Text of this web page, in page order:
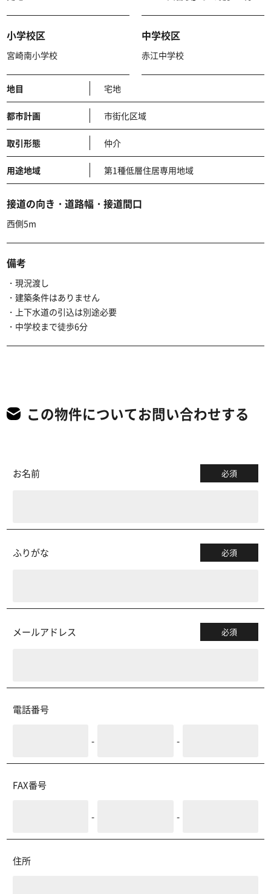
小学校区
宮崎南小学校
中学校区
赤江中学校
地目 宅地
都市計画 市街化区域
取引形態 仲介
用途地域 第1種低層住居専用地域
接道の向き・道路幅・接道間口
西側5m
備考
・現況渡し
・建築条件はありません
・上下水道の引込は別途必要
・中学校まで徒歩6分
この物件についてお問い合わせする
お名前 必須
ふりがな 必須
メールアドレス 必須
電話番号
- -
FAX番号
- -
住所